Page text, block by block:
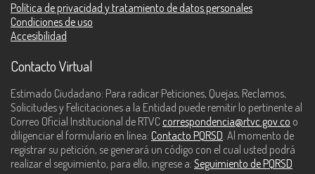
Política de privacidad y tratamiento de datos personales
Condiciones de uso
Accesibilidad
Contacto Virtual
Estimado Ciudadano: Para radicar Peticiones, Quejas, Reclamos,
Solicitudes y Felicitaciones a la Entidad puede remitir lo pertinente al
Correo Oficial Institucional de RTVC correspondencia@rtvc.gov.co o
diligenciar el formulario en línea: Contacto PQRSD. Al momento de
registrar su petición, se generará un código con el cual usted podrá
realizar el seguimiento, para ello, ingrese a: Seguimiento de PQRSD